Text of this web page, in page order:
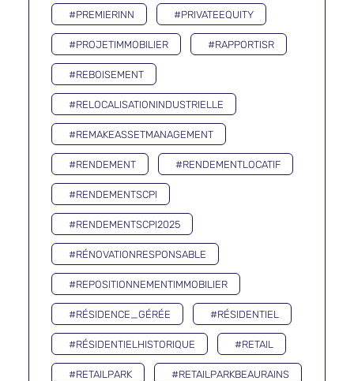
#PREMIERINN #PRIVATEEQUITY
#PROJETIMMOBILIER #RAPPORTISR
#REBOISEMENT
#RELOCALISATIONINDUSTRIELLE
#REMAKEASSETMANAGEMENT
#RENDEMENT #RENDEMENTLOCATIF
#RENDEMENTSCPI
#RENDEMENTSCPI2025
#RÉNOVATIONRESPONSABLE
#REPOSITIONNEMENTIMMOBILIER
#RÉSIDENCE_GÉRÉE #RÉSIDENTIEL
#RÉSIDENTIELHISTORIQUE #RETAIL
#RETAILPARK #RETAILPARKBEAURAINS